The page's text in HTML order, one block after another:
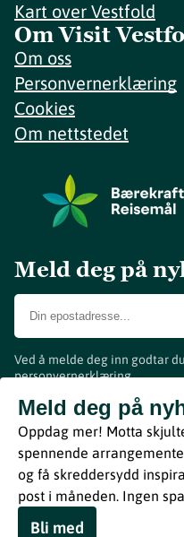
St.Hans på bryggekanten
Kart over Vestfold
Om Visit
Om oss
Personvernerklæring
Cookies
Om nettstedet
Meld deg på
Ved å melde deg inn godtar
personvernerklæring.
Meld deg på
Oppdag mer! Motta
spennende
og få skreddersydd
post i måneden. Ingen
Bli med
www.visitvestfold.com
Turistinformasjon
Vestfold
ByBreakfast